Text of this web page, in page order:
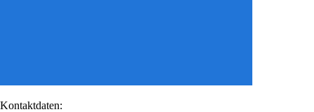
Kontaktdaten: